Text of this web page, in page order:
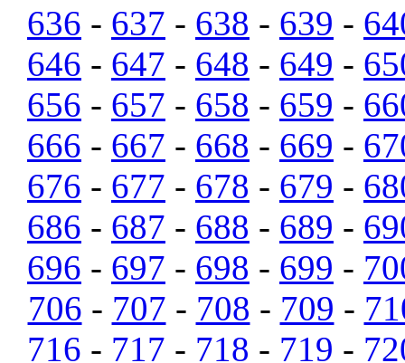
636 - 637 - 638 - 639 -
646 - 647 - 648 - 649 -
656 - 657 - 658 - 659 -
666 - 667 - 668 - 669 -
676 - 677 - 678 - 679 -
686 - 687 - 688 - 689 -
696 - 697 - 698 - 699 -
706 - 707 - 708 - 709 -
716 - 717 - 718 - 719 -